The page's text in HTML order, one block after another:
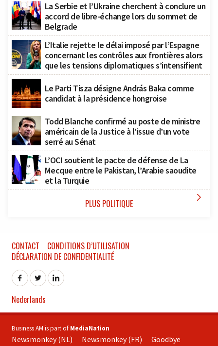
La Serbie et l’Ukraine cherchent à conclure un
accord de libre-échange lors du sommet de
Belgrade
L’Italie rejette le délai imposé par l’Espagne
concernant les contrôles aux frontières alors
que les tensions diplomatiques s’intensifient
Le Parti Tisza désigne András Baka comme
candidat à la présidence hongroise
Todd Blanche confirmé au poste de ministre
américain de la Justice à l’issue d’un vote
serré au Sénat
L’OCI soutient le pacte de défense de La
Mecque entre le Pakistan, l’Arabie saoudite
et la Turquie
PLUS POLITIQUE 
CONTACT
CONDITIONS D’UTILISATION
DÉCLARATION DE CONFIDENTIALITÉ
Nederlands
Business AM is part of MediaNation
Newsmonkey (NL) Newsmonkey (FR) Goodbye